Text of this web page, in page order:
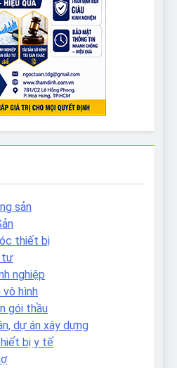
sản
thiết bị
tư
nghiệp
vô hình
gói thầu
dự án xây dựng
bị y tế